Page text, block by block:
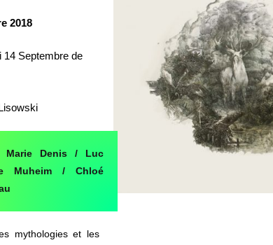
2018
Septembre de
Marie Denis / Luc
Muheim / Chloé
mythologies et les